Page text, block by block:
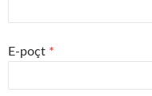
E-poçt *